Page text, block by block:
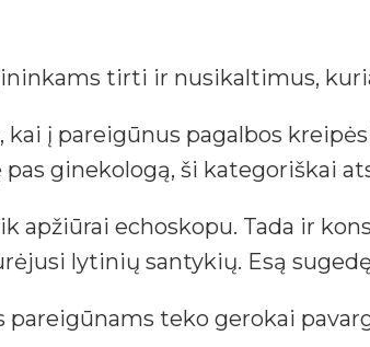
tirti ir nusikaltimus,
kai į pareigūnus pagalbos
pas ginekologą, ši kategoriškai
apžiūrai echoskopu. Tada ir
lytinių santykių. Esą
teko gerokai